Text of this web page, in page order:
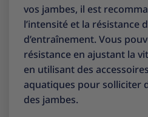
vos jambes, il est
l’intensité et la résistance
d’entraînement. Vous
résistance en ajustant la
en utilisant des
aquatiques pour solliciter
des jambes.